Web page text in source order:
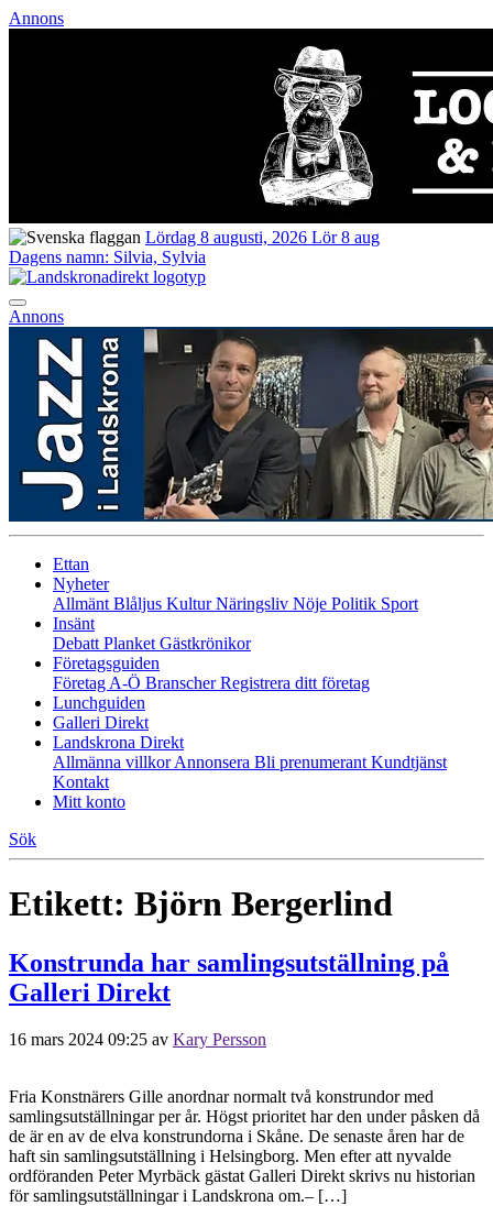
Annons
Lördag 8 augusti, 2026 Lör 8 aug
Dagens namn: Silvia, Sylvia
Annons
Ettan
Nyheter
Allmänt Blåljus KulturNäringsliv Nöje Politik Sport
Insänt
Debatt Planket Gästkrönikor
Företagsguiden
Företag A-Ö BranscherRegistrera ditt företag
Lunchguiden
Galleri Direkt
Landskrona Direkt
Allmänna villkorAnnonsera Bli prenumerant Kundtjänst
Kontakt
Mitt konto
Sök
Etikett: Björn Bergerlind
Konstrunda har samlingsutställning på
Galleri Direkt
16 mars 2024 09:25 av Kary Persson
Fria Konstnärers Gille anordnar normalt två konstrundor med
samlingsutställningar per år. Högst prioritet har den under påsken då
de är en av de elva konstrundorna i Skåne. De senaste åren har de
haft sin samlingsutställning i Helsingborg. Men efter att nyvalde
ordföranden Peter Myrbäck gästat Galleri Direkt skrivs nu historian
för samlingsutställningar i Landskrona om.– […]